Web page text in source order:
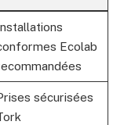
Ecolab
sécurisées